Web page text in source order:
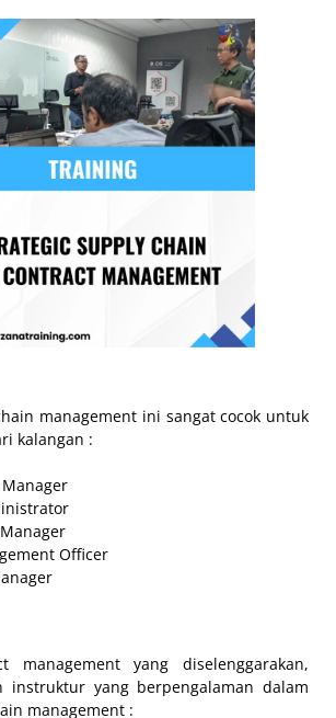
management ini sangat cocok untuk
kalangan :
Officer
management yang diselenggarakan,
instruktur yang berpengalaman dalam
management :